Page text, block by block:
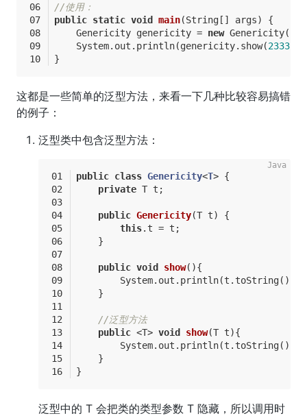
//使用：
public static void main(String[] args)
{
    Genericity genericity =
new Genericity();
    System.out.println(genericity.show(
2333
}
这都是一些简单的泛型方法，来看一下几种比较容易搞错
的例子：
泛型类中包含泛型方法：
public class Genericity<T> {
private T t;
public Genericity(T t)
{
this.t = t;
    }
public void show(){
        System.out.println(t.toString());
    }
//泛型方法
public <T> void show(T t){
        System.out.println(t.toString());
    }
}
泛型中的 T 会把类的类型参数 T 隐藏，所以调用时